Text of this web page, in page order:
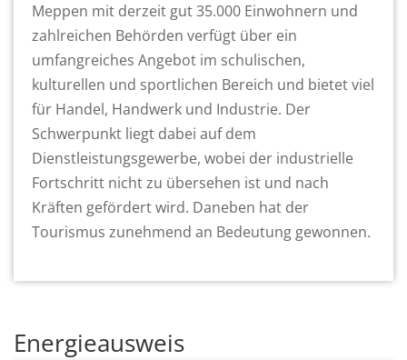
Meppen mit derzeit gut 35.000 Einwohnern und
zahlreichen Behörden verfügt über ein
umfangreiches Angebot im schulischen,
kulturellen und sportlichen Bereich und bietet viel
für Handel, Handwerk und Industrie. Der
Schwerpunkt liegt dabei auf dem
Dienstleistungsgewerbe, wobei der industrielle
Fortschritt nicht zu übersehen ist und nach
Kräften gefördert wird. Daneben hat der
Tourismus zunehmend an Bedeutung gewonnen.
Energieausweis